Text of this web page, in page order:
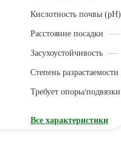
Кислотность почвы (pH)
Расстояние посадки
Засухоустойчивость
Степень разрастаемости
Требует опоры/подвязки
Все характеристики